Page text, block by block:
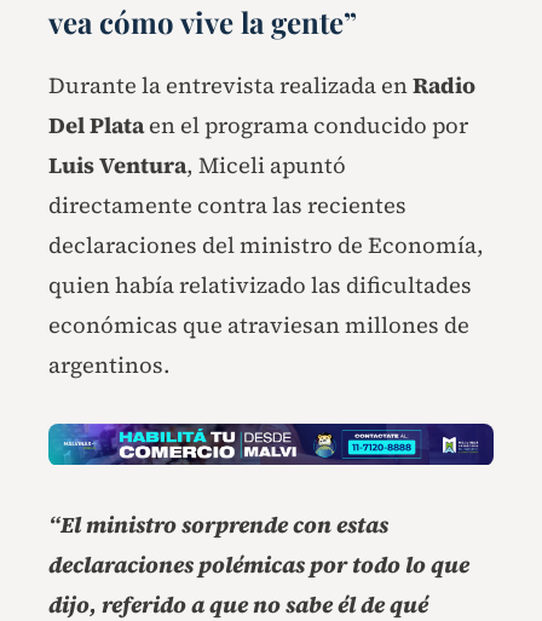
vea cómo vive la gente”
Durante la entrevista realizada enRadio
Del Plataen el programa conducido por
Luis Ventura, Miceli apuntó
directamente contra las recientes
declaraciones del ministro de Economía,
quien había relativizado las dificultades
económicas que atraviesan millones de
argentinos.
“El ministro sorprende con estas
declaraciones polémicas por todo lo que
dijo, referido a que no sabe él de qué